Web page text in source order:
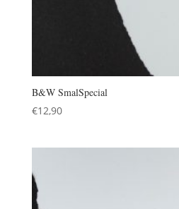
B&W SmalSpecial
€12,90